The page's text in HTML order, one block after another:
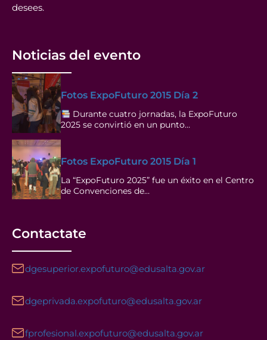
desees.
Noticias del evento
Fotos ExpoFuturo 2015 Día 2
Durante cuatro jornadas, la ExpoFuturo
2025 se convirtió en un punto…
Fotos ExpoFuturo 2015 Día 1
La “ExpoFuturo 2025” fue un éxito en el Centro
de Convenciones de…
Contactate
dgesuperior.expofuturo@edusalta.gov.ar
dgeprivada.expofuturo@edusalta.gov.ar
fprofesional.expofuturo@edusalta.gov.ar